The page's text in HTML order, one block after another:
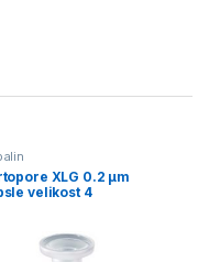
XLG 0.2 µm
velikost 4